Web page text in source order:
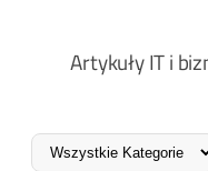
Artykuły IT i